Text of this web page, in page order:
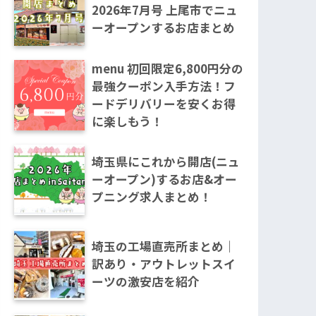
2026年7月号 上尾市でニュ
ーオープンするお店まとめ
menu 初回限定6,800円分の
最強クーポン入手方法！フ
ードデリバリーを安くお得
に楽しもう！
埼玉県にこれから開店(ニュ
ーオープン)するお店&オー
プニング求人まとめ！
埼玉の工場直売所まとめ｜
訳あり・アウトレットスイ
ーツの激安店を紹介